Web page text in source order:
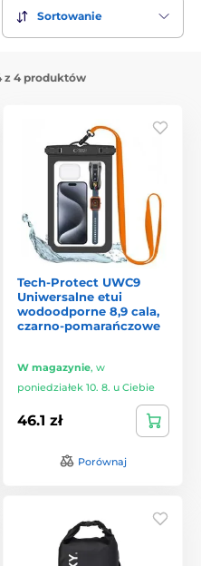
Sortowanie
z 4 produktów
Tech-Protect UWC9
Uniwersalne etui
wodoodporne 8,9 cala,
czarno-pomarańczowe
W magazynie, w
poniedziałek 10. 8. u Ciebie
46.1 zł
Porównaj